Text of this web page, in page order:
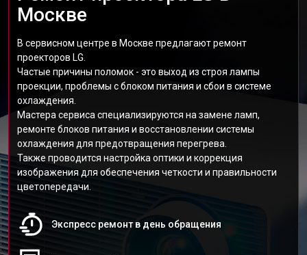
Москве
В сервисном центре в Москве предлагают ремонт
проекторов LG.
Частые причины поломок - это выход из строя лампы
проекции, проблемы с блоком питания и сбои в системе
охлаждения.
Мастера сервиса специализируются на замене ламп,
ремонте блоков питания и восстановлении системы
охлаждения для предотвращения перегрева.
Также проводится настройка оптики и коррекция
изображения для обеспечения четкости и правильности
цветопередачи.
Экспресс ремонт в день обращения